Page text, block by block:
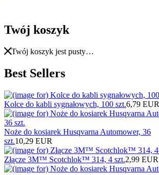
Twój koszyk
Twój koszyk jest pusty…
Best Sellers
Kolce do kabli sygnałowych, 100 szt.6,79 EUR
Noże do kosiarek Husqvarna Automower, 36
szt.10,29 EUR
Złącze 3M™ Scotchlok™ 314, 4 szt.2,99 EUR